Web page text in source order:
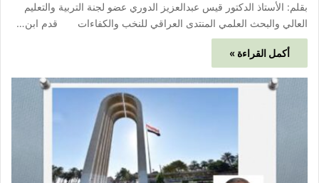
بقلم: الأستاذ الدكتور قيس عبدالعزيز الدوري عضو لجنة التربية والتعليم
العالي والبحث العلمي المنتدى العراقي للنخب والكفاءات قدم ابن…
أكمل القراءة »